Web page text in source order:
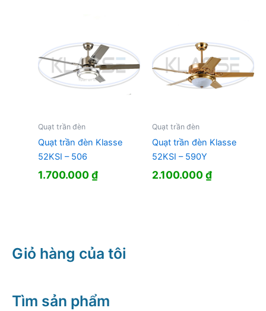
Quạt trần đèn
Quạt trần đèn Klasse
52KSI – 506
1.700.000₫
Quạt trần đèn
Quạt trần đèn Klasse
52KSI – 590Y
2.100.000₫
Giỏ hàng của tôi
Tìm sản phẩm